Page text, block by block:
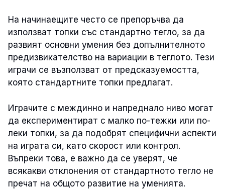
На начинаещите често се препоръчва да
използват топки със стандартно тегло, за да
развият основни умения без допълнителното
предизвикателство на вариации в теглото. Тези
играчи се възползват от предсказуемостта,
която стандартните топки предлагат.
Играчите с междинно и напреднало ниво могат
да експериментират с малко по-тежки или по-
леки топки, за да подобрят специфични аспекти
на играта си, като скорост или контрол.
Въпреки това, е важно да се уверят, че
всякакви отклонения от стандартното тегло не
пречат на общото развитие на уменията.